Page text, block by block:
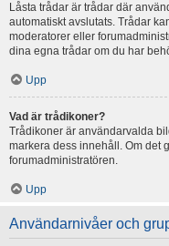
Låsta trådar är trådar där
automatiskt avslutats. Trådar
moderatorer eller
dina egna trådar om du har
Upp
Vad är trådikoner?
Trådikoner är användarvalda
markera dess innehåll. Om det
forumadministratören.
Upp
Användarnivåer och